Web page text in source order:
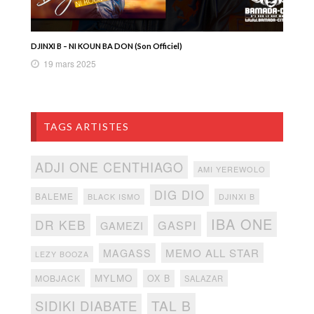
DJINXI B – NI KOUN BA DON (Son Officiel)
19 mars 2025
TAGS ARTISTES
ADJI ONE CENTHIAGO AMI YEREWOLO
BALEME BLACK ISMO DIG DIO DJINXI B
DR KEB GAMEZI GASPI IBA ONE
LEZY BOOZA MAGASS MEMO ALL STAR
MOBJACK MYLMO OX B SALAZAR
SIDIKI DIABATE TAL B